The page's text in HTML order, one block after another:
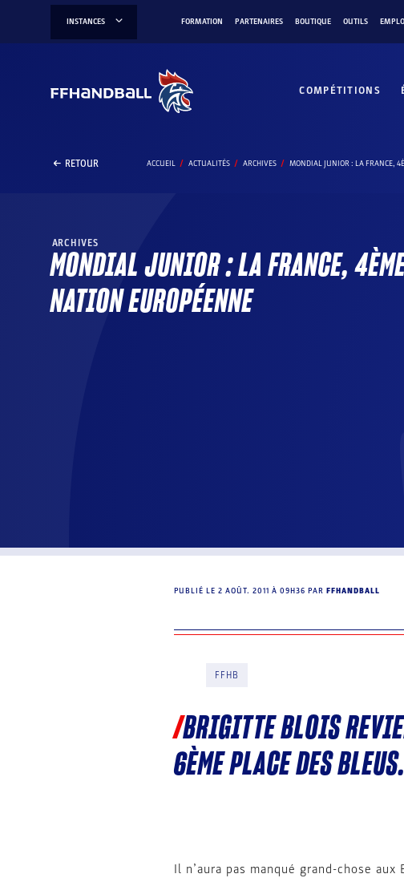
INSTANCES FORMATION PARTENAIRES BOUTIQUE OUTILS
COMPÉTITIONS
RETOUR ACCUEIL ACTUALITÉS ARCHIVES MONDIAL JUNIOR : LA FRANCE,
ARCHIVES
MONDIAL JUNIOR : LA FRANCE,
NATION EUROPÉENNE
PUBLIÉ LE 2 AOÛT. 2011 À 09H36 PAR FFHANDBALL
FFHB
BRIGITTE BLOIS
6ÈME PLACE DES BLEUS.
Il n’aura pas manqué grand-chose